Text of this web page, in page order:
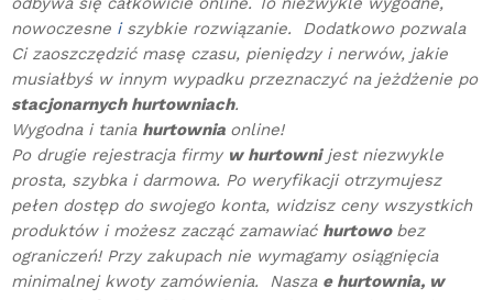
nowoczesne iszybkie rozwiązanie. Dodatkowo pozwala
Ci zaoszczędzić masę czasu, pieniędzy i nerwów, jakie
musiałbyś w innym wypadku przeznaczyć na jeżdżenie po
stacjonarnych hurtowniach.
Wygodna i tania hurtownia online!
Po drugie rejestracja firmy w hurtownijest niezwykle
prosta, szybka i darmowa. Po weryfikacji otrzymujesz
pełen dostęp do swojego konta, widzisz ceny wszystkich
produktów i możesz zacząć zamawiać hurtowo bez
ograniczeń! Przy zakupach nie wymagamy osiągnięcia
minimalnej kwoty zamówienia. Nasza e hurtownia, w